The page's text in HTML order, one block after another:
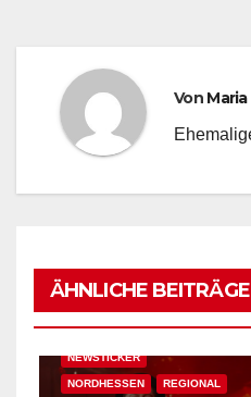
ÄHNLICHE BEITRÄGE
FESTIVAL & OPEN AIR
KASSEL KONZERT
NEWSTICKER